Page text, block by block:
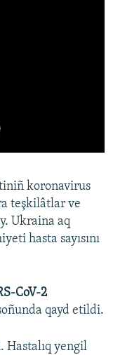
koronavirus
teşkilâtlar ve
Ukraina aq
hasta sayısını
CoV-2
qayd etildi.
Hastalıq yengil